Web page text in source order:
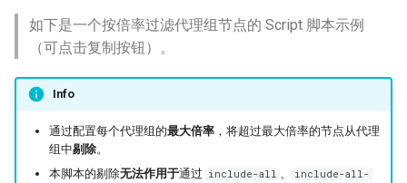
如下是一个按倍率过滤代理组节点的 Script 脚本示例
（可点击复制按钮）。
Info
通过配置每个代理组的最大倍率，将超过最大倍率的节点从代理
组中剔除。
本脚本的剔除无法作用于通过 include-all
include-all-